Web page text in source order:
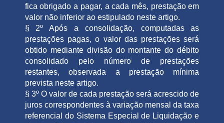
fica obrigado a pagar, a cada mês, prestação em
valor não inferior ao estipulado neste artigo.
§ 2º Após a consolidação, computadas as
prestações pagas, o valor das prestações será
obtido mediante divisão do montante do débito
consolidado pelo número de prestações
restantes, observada a prestação mínima
prevista neste artigo.
§ 3º O valor de cada prestação será acrescido de
juros correspondentes à variação mensal da taxa
referencial do Sistema Especial de Liquidação e